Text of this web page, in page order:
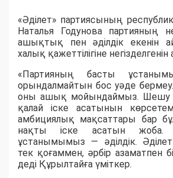
«Әділет» партиясының
Наталья Годунова партияның
ашықтық пен әділдік екенін
халық қажеттілігіне негізделгенін
«Партияның басты
орындалмайтын бос уәде
оны ашық мойындаймыз. Шешу
қалай іске асатынын
амбициялық мақсаттары бар
нақты іске асатын жоба.
ұстанымымыз — әділдік.
тек қоғаммен, әрбір азаматпен
деді Құрылтайға үміткер.